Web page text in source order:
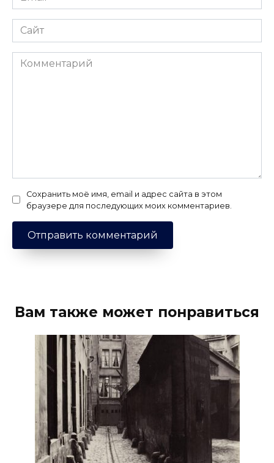
*
Сайт
Комментарий
Сохранить моё имя, email и адрес сайта в этом
браузере для последующих моих комментариев.
Вам также может понравиться